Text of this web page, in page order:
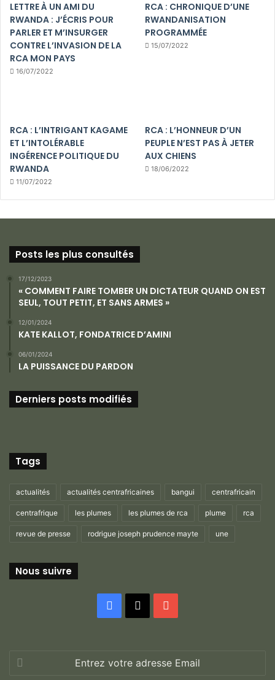
LETTRE À UN AMI DU
RWANDA : J’ÉCRIS POUR
PARLER ET M’INSURGER
CONTRE L’INVASION DE LA
RCA MON PAYS
16/07/2022
RCA : CHRONIQUE D’UNE
RWANDANISATION
PROGRAMMÉE
15/07/2022
RCA : L’INTRIGANT KAGAME
ET L’INTOLÉRABLE
INGÉRENCE POLITIQUE DU
RWANDA
11/07/2022
RCA : L’HONNEUR D’UN
PEUPLE N’EST PAS À JETER
AUX CHIENS
18/06/2022
Posts les plus consultés
17/12/2023
« COMMENT FAIRE TOMBER UN DICTATEUR QUAND ON EST
SEUL, TOUT PETIT, ET SANS ARMES »
12/01/2024
KATE KALLOT, FONDATRICE D’AMINI
06/01/2024
LA PUISSANCE DU PARDON
Derniers posts modifiés
Tags
actualités actualités centrafricaines bangui centrafricain
centrafrique les plumes les plumes de rca plume rca
revue de presse rodrigue joseph prudence mayte une
Nous suivre
Facebook
votre